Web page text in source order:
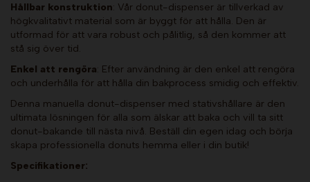
Hållbar konstruktion: Vår donut-dispenser är tillverkad av
högkvalitativt material som är byggt för att hålla. Den är
utformad för att vara robust och pålitlig, så den kommer att
stå sig över tid.
Enkel att rengöra: Efter användning är den enkel att rengöra
och underhålla för att hålla din bakprocess smidig och effektiv.
Denna manuella donut-dispenser med stativshållare är den
ultimata lösningen för alla som älskar att baka och vill ta sitt
donut-bakande till nästa nivå. Beställ din egen idag och börja
skapa professionella donuts hemma eller i din butik!
Specifikationer: